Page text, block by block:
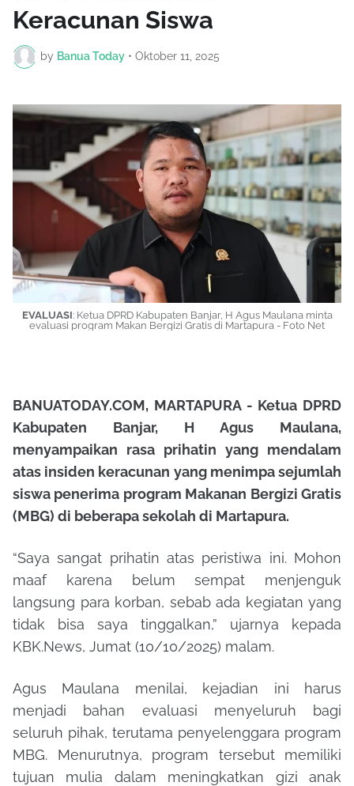
Keracunan Siswa
by Banua Today • Oktober 11, 2025
EVALUASI: Ketua DPRD Kabupaten Banjar, H Agus Maulana minta
evaluasi program Makan Bergizi Gratis di Martapura - Foto Net
BANUATODAY.COM, MARTAPURA - Ketua DPRD
Kabupaten Banjar, H Agus Maulana,
menyampaikan rasa prihatin yang mendalam
atas insiden keracunan yang menimpa sejumlah
siswa penerima program Makanan Bergizi Gratis
(MBG) di beberapa sekolah di Martapura.
“Saya sangat prihatin atas peristiwa ini. Mohon
maaf karena belum sempat menjenguk
langsung para korban, sebab ada kegiatan yang
tidak bisa saya tinggalkan,” ujarnya kepada
KBK.News, Jumat (10/10/2025) malam.
Agus Maulana menilai, kejadian ini harus
menjadi bahan evaluasi menyeluruh bagi
seluruh pihak, terutama penyelenggara program
MBG. Menurutnya, program tersebut memiliki
tujuan mulia dalam meningkatkan gizi anak